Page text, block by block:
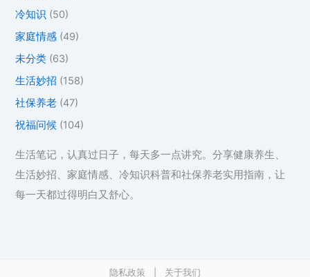
冷知识 (50)
家庭情感 (49)
未分类 (63)
生活妙招 (158)
社保养老 (47)
祝福问候 (104)
生活笔记，认真过日子，每天多一点讲究。分享健康养生、
生活妙招、家庭情感、冷知识科普和社保养老实用指南，让
每一天都过得明白又舒心。
隐私政策 关于我们